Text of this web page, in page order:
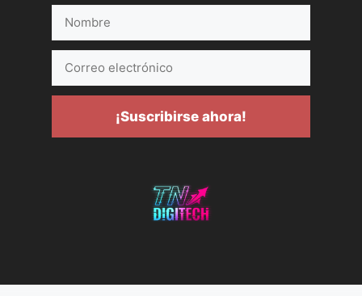
electrónico
¡Suscribirse ahora!